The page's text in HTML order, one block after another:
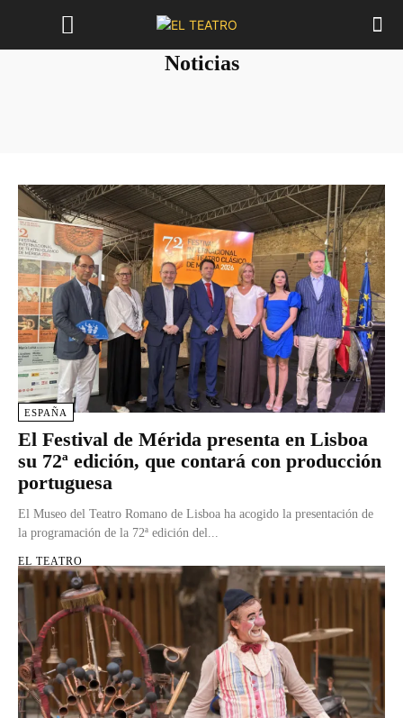
Noticias
ESPAÑA
El Festival de Mérida presenta en Lisboa
su 72ª edición, que contará con producción
portuguesa
El Museo del Teatro Romano de Lisboa ha acogido la presentación de
la programación de la 72ª edición del...
EL TEATRO